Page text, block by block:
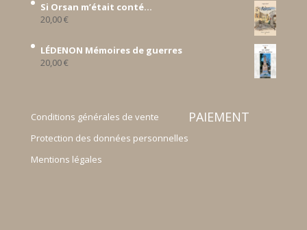
Si Orsan m’était conté...
20,00€
LÉDENON Mémoires de guerres
20,00€
Conditions générales de vente
Protection des données personnelles
Mentions légales
PAIEMENT